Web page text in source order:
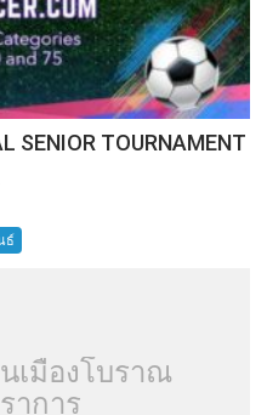
SENIOR TOURNAMENT
INTERNATIONAL
SENIOR
ธ์
เมืองโบราณ
าการ